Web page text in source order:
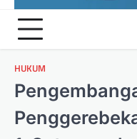
HUKUM